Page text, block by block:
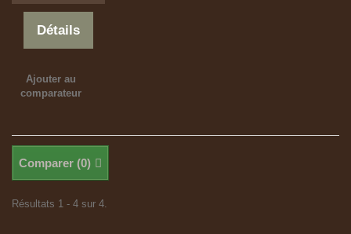
Détails
Ajouter au
comparateur
Comparer (0)
Résultats 1 - 4 sur 4.